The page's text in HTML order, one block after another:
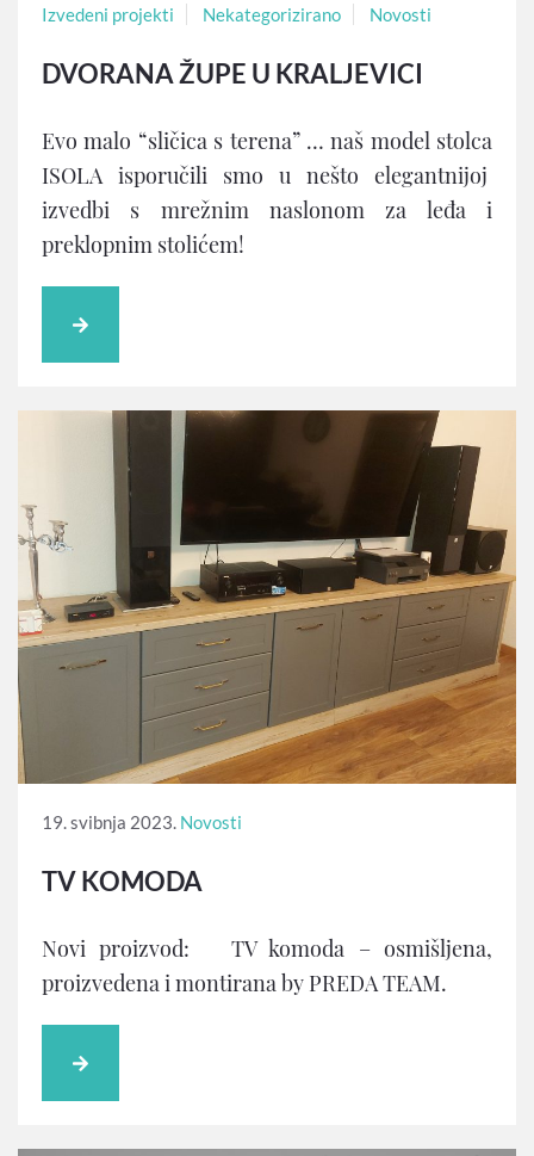
Izvedeni projekti
Nekategorizirano Novosti
DVORANA ŽUPE U KRALJEVICI
Evo malo “sličica s terena” … naš model stolca
ISOLA isporučili smo u nešto elegantnijoj
izvedbi s mrežnim naslonom za leđa i
preklopnim stolićem!
19. svibnja 2023. Novosti
TV KOMODA
Novi proizvod: TV komoda – osmišljena,
proizvedena i montirana by PREDA TEAM.